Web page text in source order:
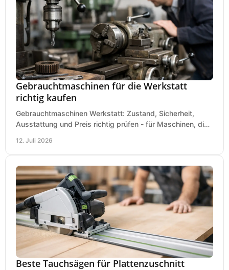
Gebrauchtmaschinen für die Werkstatt
richtig kaufen
Gebrauchtmaschinen Werkstatt: Zustand, Sicherheit,
Ausstattung und Preis richtig prüfen - für Maschinen, die
12. Juli 2026
Beste Tauchsägen für Plattenzuschnitt